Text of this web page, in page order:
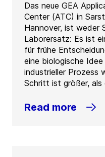
Das neue GEA
Center (ATC) in
Hannover, ist weder
Laborersatz: Es ist
für frühe
eine biologische
industrieller Prozess
Schritt ist größer, als
Read more